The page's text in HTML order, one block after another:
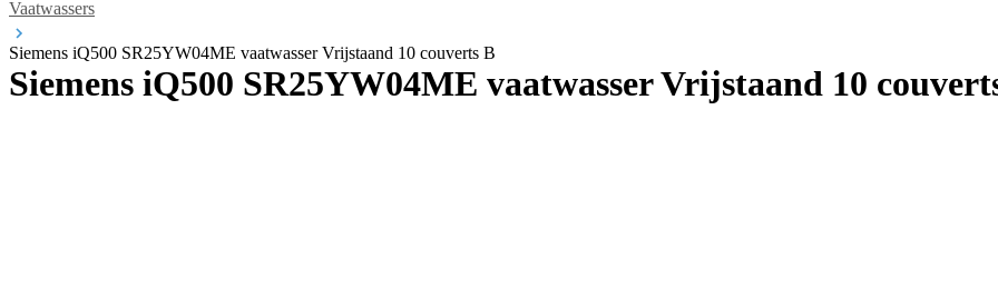
Vaatwassers
Siemens iQ500 SR25YW04ME vaatwasser Vrijstaand 10 couverts B
Siemens iQ500 SR25YW04ME vaatwasser Vrijstaand 10